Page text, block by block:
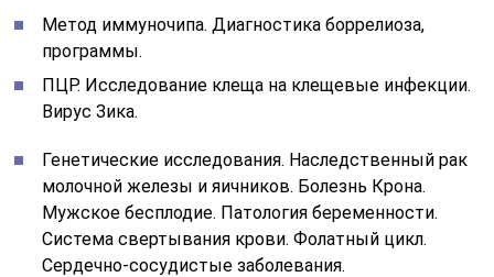
Метод иммуночипа. Диагностика боррелиоза,
программы.
ПЦР. Исследование клеща на клещевые инфекции.
Вирус Зика.
Генетические исследования. Наследственный рак
молочной железы и яичников. Болезнь Крона.
Мужское бесплодие. Патология беременности.
Система свертывания крови. Фолатный цикл.
Сердечно-сосудистые заболевания.